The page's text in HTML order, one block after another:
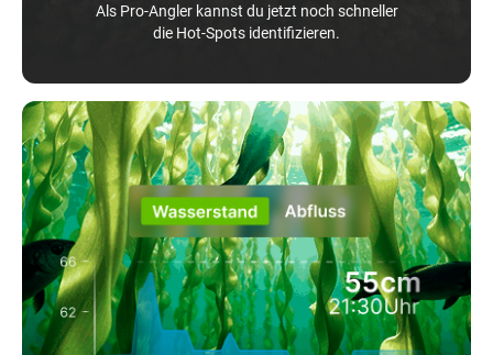
Als Pro-Angler kannst du jetzt noch schneller
die Hot-Spots identifizieren.